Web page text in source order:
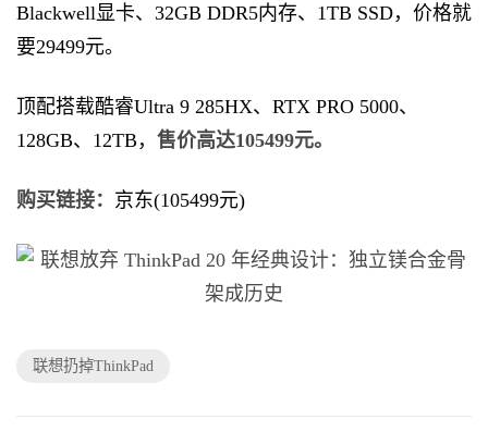
Blackwell显卡、32GB DDR5内存、1TB SSD，价格就
要29499元。
顶配搭载酷睿Ultra 9 285HX、RTX PRO 5000、
128GB、12TB， 售价高达105499元。
购买链接： 京东(105499元)
联想扔掉ThinkPad